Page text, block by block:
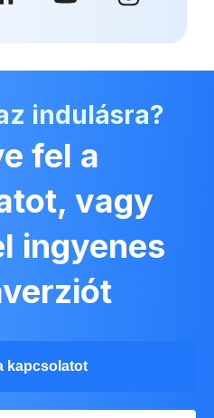
indulásra?
fel a
vagy
ingyenes
kapcsolatot